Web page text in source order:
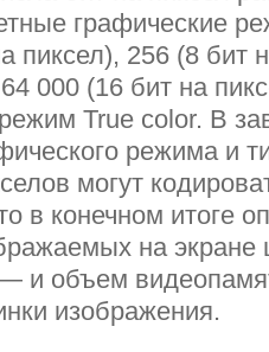
графические
пиксел), 256 (8 бит
000 (16 бит на
True color. В
режима и
могут
в конечном итоге
на
и объем
изображения.